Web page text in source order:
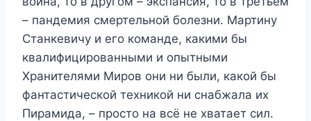
– пандемия смертельной болезни. Мартину
Станкевичу и его команде, какими бы
квалифицированными и опытными
Хранителями Миров они ни были, какой бы
фантастической техникой ни снабжала их
Пирамида, – просто на всё не хватает сил.